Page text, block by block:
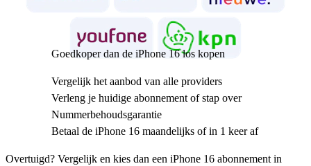
Goedkoper dan de iPhone 16 los kopen
Vergelijk het aanbod van alle providers
Verleng je huidige abonnement of stap over
Nummerbehoudsgarantie
Betaal de iPhone 16 maandelijks of in 1 keer af
Overtuigd? Vergelijk en kies dan een iPhone 16 abonnement in